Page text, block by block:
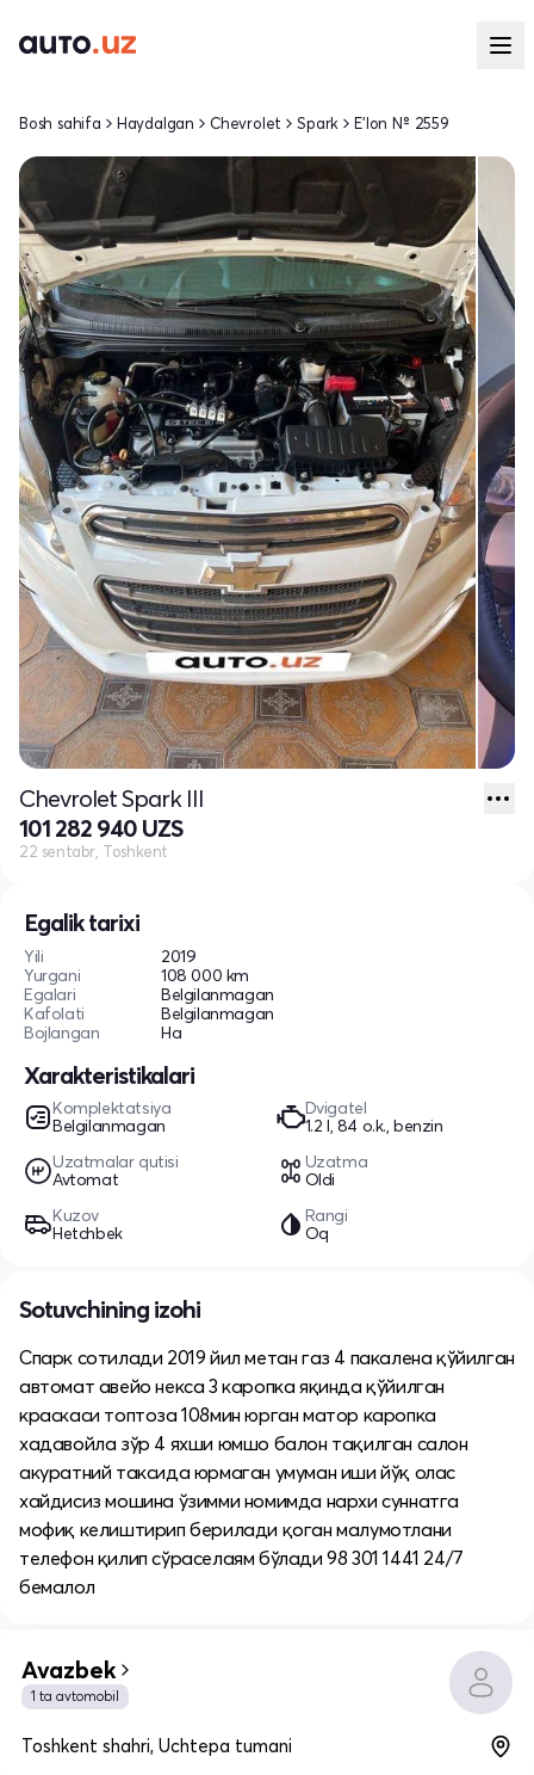
Egalik tarixi
Yili
2019
Yurgani
108 000 km
Egalari
Belgilanmagan
Kafolati
Belgilanmagan
Bojlangan
Ha
Xarakteristikalari
Komplektatsiya
Belgilanmagan
Dvigatel
1.2 l, 84 o.k., benzin
Uzatmalar qutisi
Avtomat
Uzatma
Oldi
Kuzov
Hetchbek
Rangi
Oq
Bosh sahifa Haydalgan Chevrolet Spark E'lon № 2559
Chevrolet Spark III
101 282 940 UZS
22 sentabr, Toshkent
Sotuvchining izohi
Спарк сотилади 2019 йил метан газ 4 пакалена қўйилган
автомат авейо некса 3 каропка яқинда қўйилган
краскаси топтоза 108мин юрган матор каропка
хадавойла зўр 4 яхши юмшо балон тақилган салон
акуратний таксида юрмаган умуман иши йўқ олас
хайдисиз мошина ўзимми номимда нархи суннатга
мофиқ келиштирип берилади қоган малумотлани
телефон қилип сўраселаям бўлади 98 301 1441 24/7
бемалол
Avazbek
1 ta avtomobil
Toshkent shahri, Uchtepa tumani